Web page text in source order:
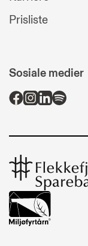
Prisliste
Sosiale medier
Flekkefjord
Sparebank